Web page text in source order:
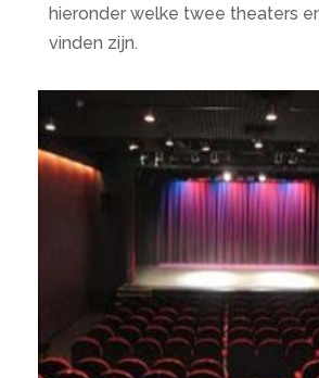
hieronder welke twee theaters
vinden zijn.